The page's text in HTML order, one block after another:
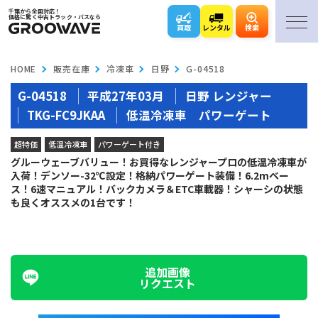
千葉から全国対応！
価格に驚く中古トラック・バスなら
買取 レンタル 検索
HOME 販売在庫 冷凍車 日野 G-04518
G-04518 平成27年03月
日野 レンジャー
TKG-FC9JKAA
低温冷凍車 パワーゲート
超特価 低温冷凍車 パワーゲート付き
グルーウェーブバリュー！お買得なレンジャープロの低温冷凍車が
入荷！デンソー-32℃設定！格納パワーゲート装備！6.2mベー
ス！6速マニュアル！バックカメラ＆ETC車載器！シャーシの状態
も良くオススメの1台です！
追加画像
リクエスト